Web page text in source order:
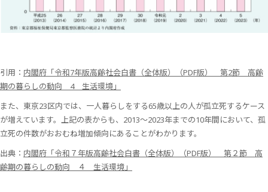
引用： 内閣府「令和7年版高齢社会白書（全体版）（PDF版） 第2節 高齢
期の暮らしの動向 4 生活環境」
また、東京23区内では、一人暮らしをする65歳以上の人が孤立死するケース
が増えています。上記の表からも、2013～2023年までの10年間において、孤
立死の件数がおおむね増加傾向にあることがわかります。
出典： 内閣府「令和７年版高齢社会白書（全体版）（PDF版） 第２節 高
齢期の暮らしの動向 ４ 生活環境」